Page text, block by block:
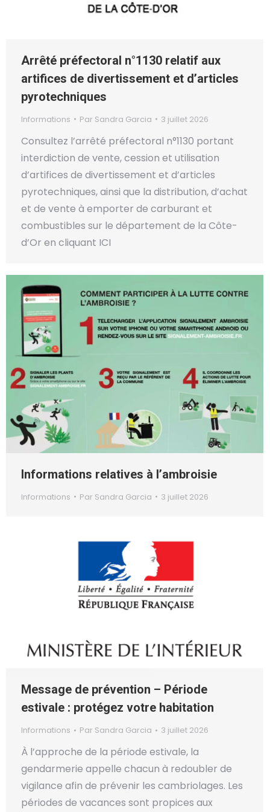
Arrêté préfectoral n°1130 relatif aux
artifices de divertissement et d’articles
pyrotechniques
Informations Par Sandra Garcia 3 juillet 2026
Consultez l’arrêté préfectoral n°1130 portant
interdiction de vente, cession et utilisation
d’artifices de divertissement et d’articles
pyrotechniques, ainsi que la distribution, d’achat
et de vente à emporter de carburant et
combustibles sur le département de la Côte-
d’Or en cliquant ICI
Informations relatives à l’ambroisie
Informations Par Sandra Garcia 3 juillet 2026
Message de prévention – Période
estivale : protégez votre habitation
Informations Par Sandra Garcia 3 juillet 2026
À l’approche de la période estivale, la
gendarmerie appelle chacun à redoubler de
vigilance afin de prévenir les cambriolages. Les
périodes de vacances sont propices aux